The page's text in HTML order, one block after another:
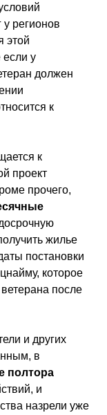
у регионов
этой
если у
должен
к
к
проект
прочего,
жилье
постановки
которое
после
и других
в
полтора
и
назрели уже